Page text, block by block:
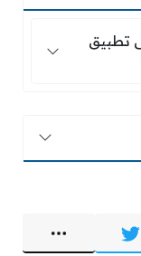
على تطبيق
تطبيق